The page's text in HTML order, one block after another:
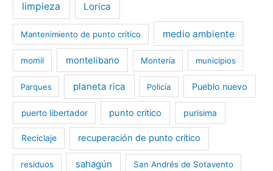
limpieza Lorica
Mantenimiento de punto crítico medio ambiente
momil montelibano Montería municipios
Parques planeta rica Policía Pueblo nuevo
puerto libertador punto critico purisima
Reciclaje recuperación de punto crítico
residuos sahagún San Andrés de Sotavento